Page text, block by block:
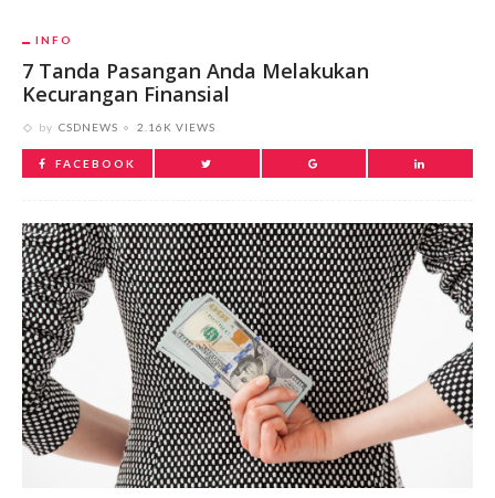
INFO
7 Tanda Pasangan Anda Melakukan
Kecurangan Finansial
by CSDNEWS 2.16K VIEWS
FACEBOOK